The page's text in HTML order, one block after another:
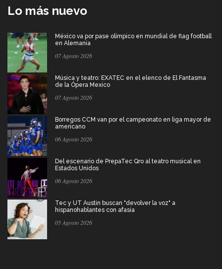
Lo más nuevo
México va por pase olímpico en mundial de flag football
en Alemania
07 Agosto 2026
Música y teatro: EXATEC en el elenco de El Fantasma
de la Ópera Mexico
07 Agosto 2026
Borregos CCM van por el campeonato en liga mayor de
americano
06 Agosto 2026
Del escenario de PrepaTec Qro al teatro musical en
Estados Unidos
06 Agosto 2026
Tec y UT Austin buscan "devolver la voz" a
hispanohablantes con afasia
05 Agosto 2026